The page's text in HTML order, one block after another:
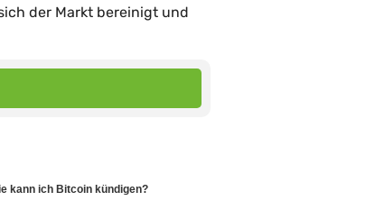
der Markt bereinigt und
kann ich Bitcoin kündigen?